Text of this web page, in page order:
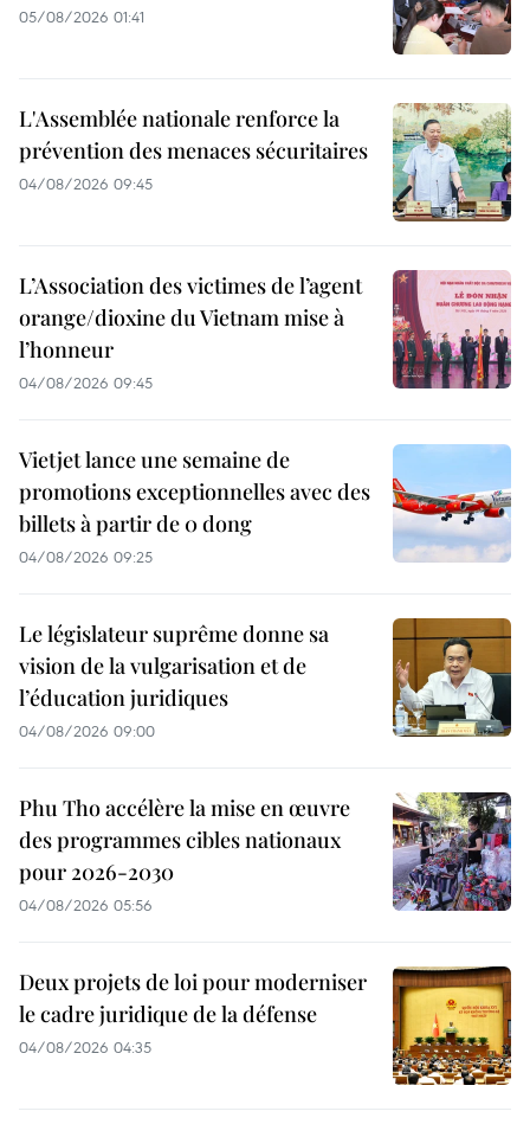
05/08/2026 01:41
L'Assemblée nationale renforce la
prévention des menaces sécuritaires
04/08/2026 09:45
L’Association des victimes de l’agent
orange/dioxine du Vietnam mise à
l’honneur
04/08/2026 09:45
Vietjet lance une semaine de
promotions exceptionnelles avec des
billets à partir de 0 dong
04/08/2026 09:25
Le législateur suprême donne sa
vision de la vulgarisation et de
l’éducation juridiques
04/08/2026 09:00
Phu Tho accélère la mise en œuvre
des programmes cibles nationaux
pour 2026-2030
04/08/2026 05:56
Deux projets de loi pour moderniser
le cadre juridique de la défense
04/08/2026 04:35